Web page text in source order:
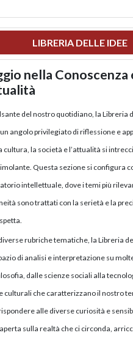
LIBRERIA DELLE IDEE
nella Conoscenza
del nostro quotidiano, la Libreria
angolo privilegiato di riflessione e
cultura, la società e l’attualità si
Questa sezione si configura
intellettuale, dove i temi più
sono trattati con la serietà e la
rubriche tematiche, la Libreria
di analisi e interpretazione su
dalle scienze sociali alla
culturali che caratterizzano il nostro
alle diverse curiosità e
sulla realtà che ci circonda,